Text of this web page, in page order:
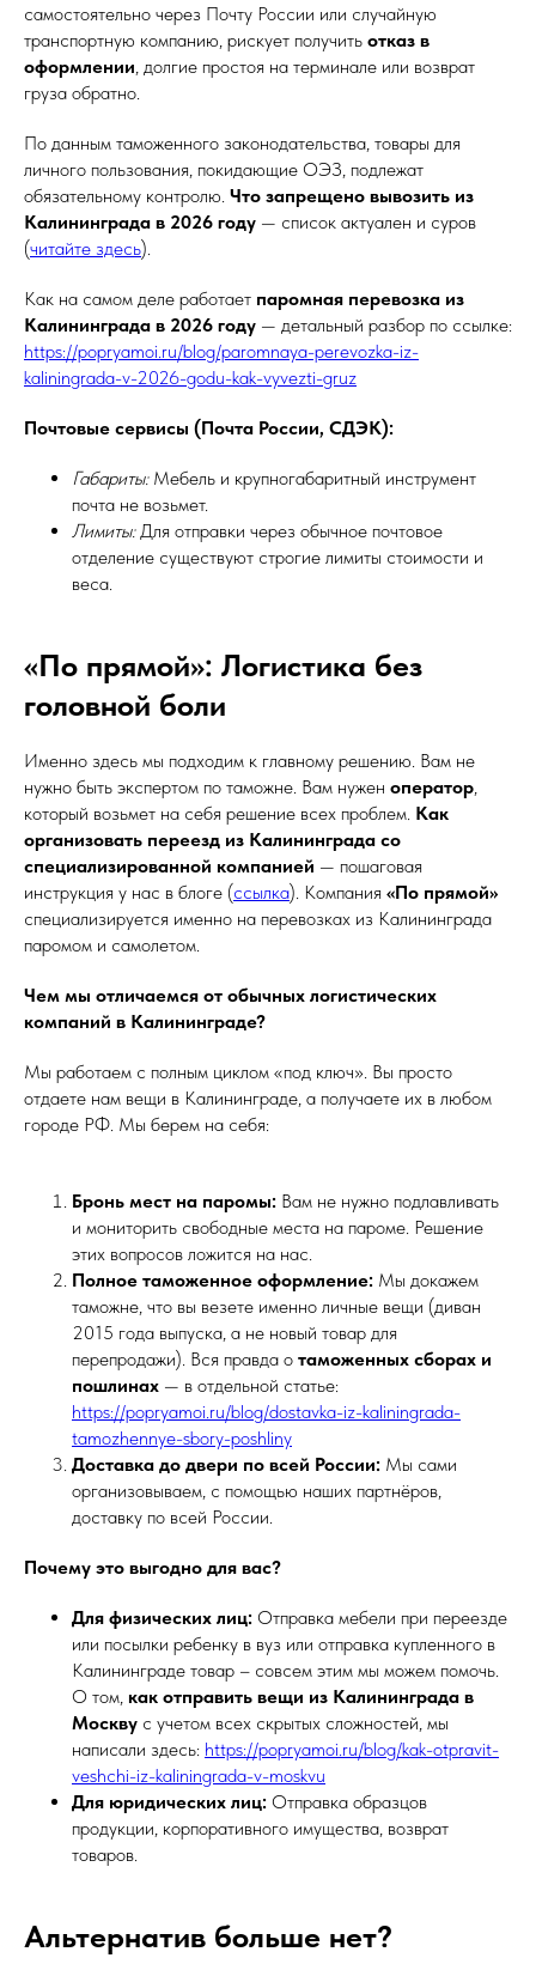
самостоятельно через Почту России или случайную
транспортную компанию, рискует получить отказ в
оформлении, долгие простоя на терминале или возврат
груза обратно.
По данным таможенного законодательства, товары для
личного пользования, покидающие ОЭЗ, подлежат
обязательному контролю. Что запрещено вывозить из
Калининграда в 2026 году — список актуален и суров
(читайте здесь).
Как на самом деле работает паромная перевозка из
Калининграда в 2026 году — детальный разбор по ссылке:
https://popryamoi.ru/blog/paromnaya-perevozka-iz-
kaliningrada-v-2026-godu-kak-vyvezti-gruz
Почтовые сервисы (Почта России, СДЭК):
Габариты:Мебель и крупногабаритный инструмент
почта не возьмет.
Лимиты:Для отправки через обычное почтовое
отделение существуют строгие лимиты стоимости и
веса.
«По прямой»: Логистика без
головной боли
Именно здесь мы подходим к главному решению. Вам не
нужно быть экспертом по таможне. Вам нужен оператор,
который возьмет на себя решение всех проблем. Как
организовать переезд из Калининграда со
специализированной компанией — пошаговая
инструкция у нас в блоге (ссылка). Компания «По прямой»
специализируется именно на перевозках из Калининграда
паромом и самолетом.
Чем мы отличаемся от обычных логистических
компаний в Калининграде?
Мы работаем с полным циклом «под ключ». Вы просто
отдаете нам вещи в Калининграде, а получаете их в любом
городе РФ. Мы берем на себя:
Бронь мест на паромы: Вам не нужно подлавливать
и мониторить свободные места на пароме. Решение
этих вопросов ложится на нас.
Полное таможенное оформление: Мы докажем
таможне, что вы везете именно личные вещи (диван
2015 года выпуска, а не новый товар для
перепродажи). Вся правда о таможенных сборах и
пошлинах — в отдельной статье:
https://popryamoi.ru/blog/dostavka-iz-kaliningrada-
tamozhennye-sbory-poshliny
Доставка до двери по всей России: Мы сами
организовываем, с помощью наших партнёров,
доставку по всей России.
Почему это выгодно для вас?
Для физических лиц: Отправка мебели при переезде
или посылки ребенку в вуз или отправка купленного в
Калининграде товар – совсем этим мы можем помочь.
О том, как отправить вещи из Калининграда в
Москву с учетом всех скрытых сложностей, мы
написали здесь: https://popryamoi.ru/blog/kak-otpravit-
veshchi-iz-kaliningrada-v-moskvu
Для юридических лиц: Отправка образцов
продукции, корпоративного имущества, возврат
товаров.
Альтернатив больше нет?